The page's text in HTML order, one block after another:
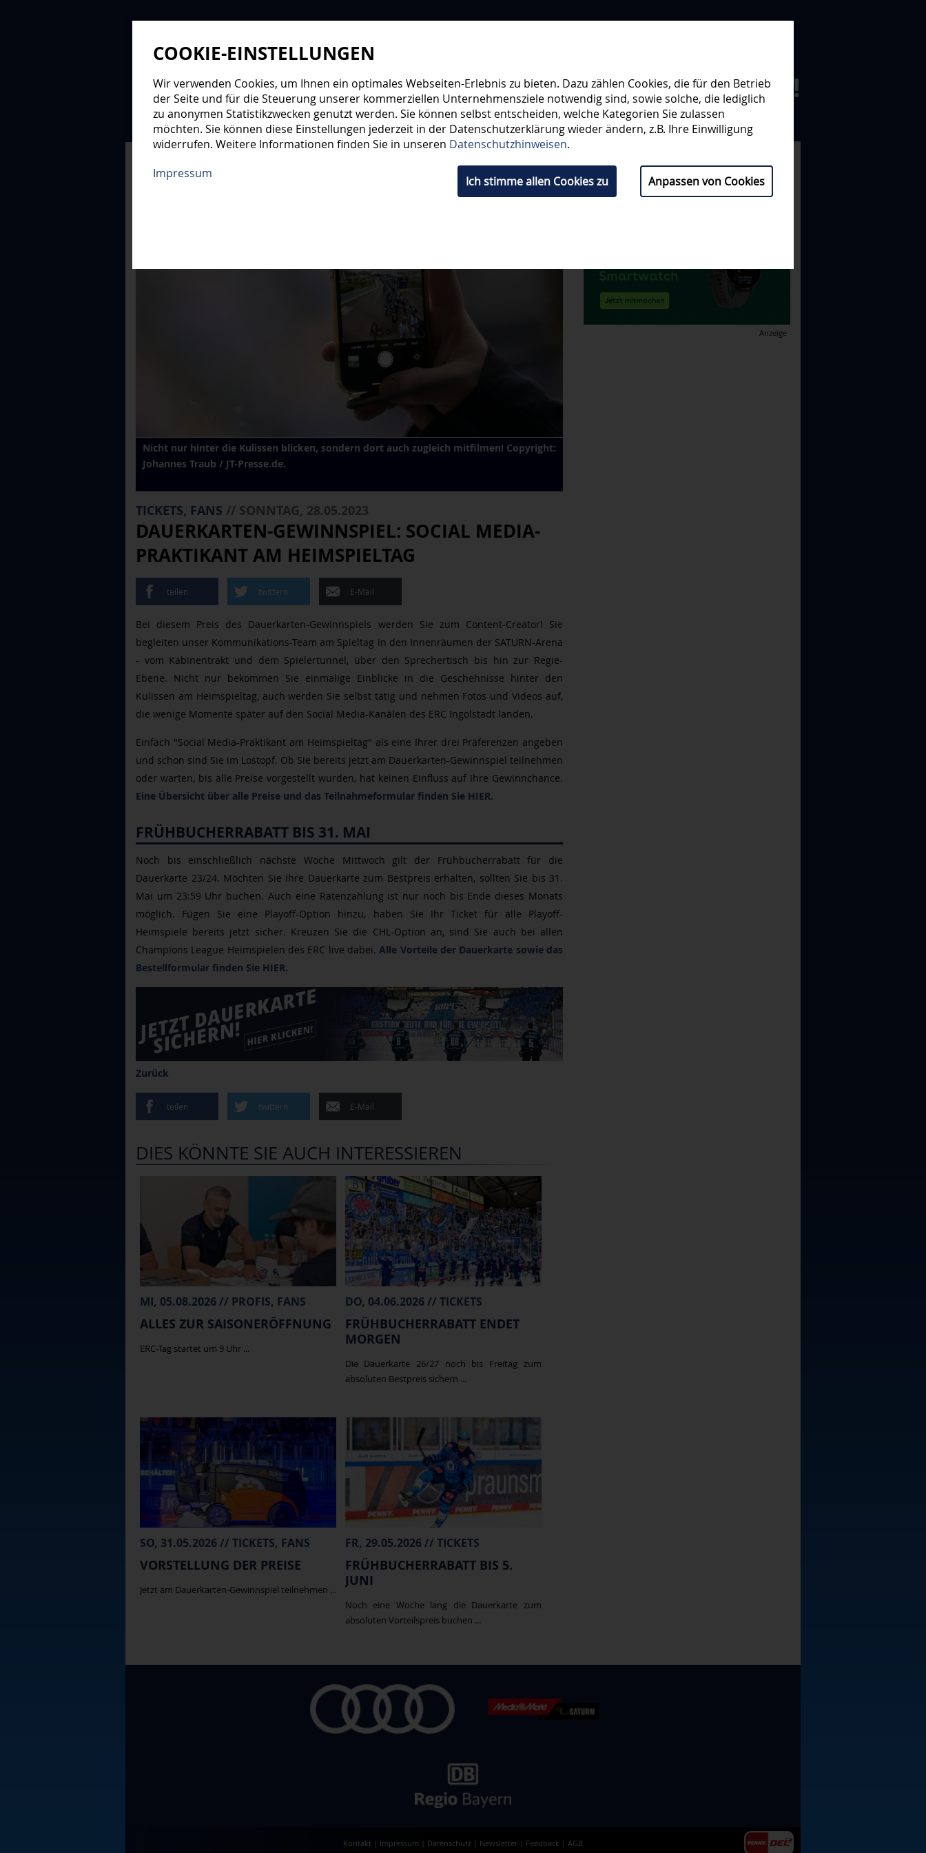
WIRSTEHEN ZUSAMMEN!
NEWS PROFIS NACHWUCHS TICKETS SHOP FANS ORGANISATION PARTNER
Nicht nur hinter die Kulissen blicken, sondern dort auch zugleich mitfilmen! Copyright:
Johannes Traub / JT-Presse.de.
TICKETS, FANS // SONNTAG, 28.05.2023
DAUERKARTEN-GEWINNSPIEL: SOCIAL MEDIA-
PRAKTIKANT AM HEIMSPIELTAG
teilen twittern E-Mail
Bei diesem Preis des Dauerkarten-Gewinnspiels werden Sie zum Content-Creator! Sie
begleiten unser Kommunikations-Team am Spieltag in den Innenräumen der SATURN-Arena
- vom Kabinentrakt und dem Spielertunnel, über den Sprechertisch bis hin zur Regie-
Ebene. Nicht nur bekommen Sie einmalige Einblicke in die Geschehnisse hinter den
Kulissen am Heimspieltag, auch werden Sie selbst tätig und nehmen Fotos und Videos auf,
die wenige Momente später auf den Social Media-Kanälen des ERC Ingolstadt landen.
Einfach "Social Media-Praktikant am Heimspieltag" als eine Ihrer drei Präferenzen angeben
und schon sind Sie im Lostopf. Ob Sie bereits jetzt am Dauerkarten-Gewinnspiel teilnehmen
oder warten, bis alle Preise vorgestellt wurden, hat keinen Einfluss auf Ihre Gewinnchance.
Eine Übersicht über alle Preise und das Teilnahmeformular finden Sie HIER.
FRÜHBUCHERRABATT BIS 31. MAI
Noch bis einschließlich nächste Woche Mittwoch gilt der Frühbucherrabatt für die
Dauerkarte 23/24. Möchten Sie Ihre Dauerkarte zum Bestpreis erhalten, sollten Sie bis 31.
Mai um 23:59 Uhr buchen. Auch eine Ratenzahlung ist nur noch bis Ende dieses Monats
möglich. Fügen Sie eine Playoff-Option hinzu, haben Sie Ihr Ticket für alle Playoff-
Heimspiele bereits jetzt sicher. Kreuzen Sie die CHL-Option an, sind Sie auch bei allen
Champions League Heimspielen des ERC live dabei.Alle Vorteile der Dauerkarte sowie das
Bestellformular finden Sie HIER.
Zurück
teilen twittern E-Mail
DIES KÖNNTE SIE AUCH INTERESSIEREN
MI, 05.08.2026 // PROFIS, FANS
ALLES ZUR SAISONERÖFFNUNG
ERC-Tag startet um 9 Uhr ...
DO, 04.06.2026 // TICKETS
FRÜHBUCHERRABATT ENDET
MORGEN
Die Dauerkarte 26/27 noch bis Freitag zum
absoluten Bestpreis sichern ...
SO, 31.05.2026 // TICKETS, FANS
VORSTELLUNG DER PREISE
Jetzt am Dauerkarten-Gewinnspiel teilnehmen ...
FR, 29.05.2026 // TICKETS
FRÜHBUCHERRABATT BIS 5.
JUNI
Noch eine Woche lang die Dauerkarte zum
absoluten Vorteilspreis buchen ...
Anzeige
Kontakt Impressum Datenschutz Newsletter Feedback AGB
COOKIE-EINSTELLUNGEN
Wir verwenden Cookies, um Ihnen ein optimales Webseiten-Erlebnis zu bieten. Dazu zählen Cookies, die für den Betrieb
der Seite und für die Steuerung unserer kommerziellen Unternehmensziele notwendig sind, sowie solche, die lediglich
zu anonymen Statistikzwecken genutzt werden. Sie können selbst entscheiden, welche Kategorien Sie zulassen
möchten. Sie können diese Einstellungen jederzeit in der Datenschutzerklärung wieder ändern, z.B. Ihre Einwilligung
widerrufen. Weitere Informationen finden Sie in unseren Datenschutzhinweisen.
Ich stimme allen Cookies zu Anpassen von Cookies
Impressum